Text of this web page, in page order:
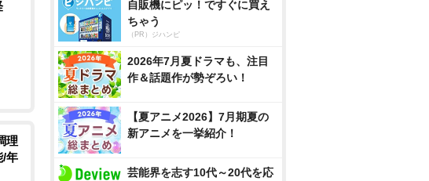
理
/年
自販機にピッ！ですぐに買え
ちゃう
（PR）ジハンピ
2026年7月夏ドラマも、注目
作＆話題作が勢ぞろい！
【夏アニメ2026】7月期夏の
新アニメを一挙紹介！
芸能界を志す10代～20代を応